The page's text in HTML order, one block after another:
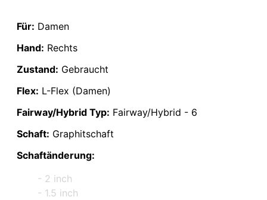
Für: Damen
Hand: Rechts
Zustand: Gebraucht
Flex: L-Flex (Damen)
Fairway/Hybrid Typ: Fairway/Hybrid - 6
Schaft: Graphitschaft
Schaftänderung:
- 2 inch
- 1.5 inch